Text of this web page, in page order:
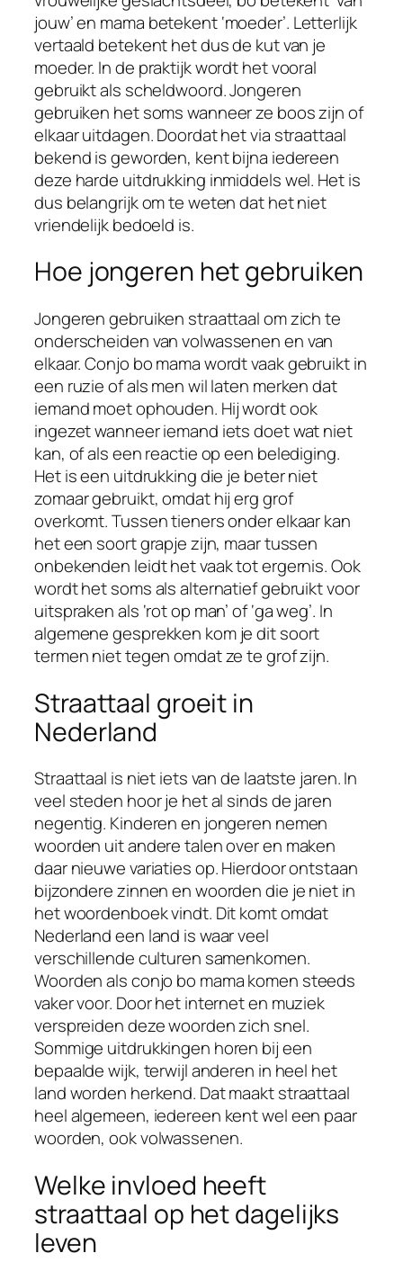
jouw’ en mama betekent ‘moeder’. Letterlijk
vertaald betekent het dus de kut van je
moeder. In de praktijk wordt het vooral
gebruikt als scheldwoord. Jongeren
gebruiken het soms wanneer ze boos zijn of
elkaar uitdagen. Doordat het via straattaal
bekend is geworden, kent bijna iedereen
deze harde uitdrukking inmiddels wel. Het is
dus belangrijk om te weten dat het niet
vriendelijk bedoeld is.
Hoe jongeren het gebruiken
Jongeren gebruiken straattaal om zich te
onderscheiden van volwassenen en van
elkaar. Conjo bo mama wordt vaak gebruikt in
een ruzie of als men wil laten merken dat
iemand moet ophouden. Hij wordt ook
ingezet wanneer iemand iets doet wat niet
kan, of als een reactie op een belediging.
Het is een uitdrukking die je beter niet
zomaar gebruikt, omdat hij erg grof
overkomt. Tussen tieners onder elkaar kan
het een soort grapje zijn, maar tussen
onbekenden leidt het vaak tot ergernis. Ook
wordt het soms als alternatief gebruikt voor
uitspraken als ‘rot op man’ of ‘ga weg’. In
algemene gesprekken kom je dit soort
termen niet tegen omdat ze te grof zijn.
Straattaal groeit in
Nederland
Straattaal is niet iets van de laatste jaren. In
veel steden hoor je het al sinds de jaren
negentig. Kinderen en jongeren nemen
woorden uit andere talen over en maken
daar nieuwe variaties op. Hierdoor ontstaan
bijzondere zinnen en woorden die je niet in
het woordenboek vindt. Dit komt omdat
Nederland een land is waar veel
verschillende culturen samenkomen.
Woorden als conjo bo mama komen steeds
vaker voor. Door het internet en muziek
verspreiden deze woorden zich snel.
Sommige uitdrukkingen horen bij een
bepaalde wijk, terwijl anderen in heel het
land worden herkend. Dat maakt straattaal
heel algemeen, iedereen kent wel een paar
woorden, ook volwassenen.
Welke invloed heeft
straattaal op het dagelijks
leven